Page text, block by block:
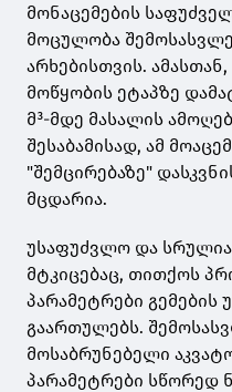
მონაცემების
მოცულობა
არხებისთვის.
მოწყობის ეტაპზე
მ³-მდე მასალის
შესაბამისად, ამ
"შემცირებაზე"
მცდარია.
უსაფუძვლო და
მტკიცებაც, თითქოს
პარამეტრები გემების
გაართულებს.
მოსაბრუნებელი
პარამეტრები სწორედ